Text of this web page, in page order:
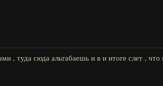
, туда сюда альтабаешь и в и итоге слет , что